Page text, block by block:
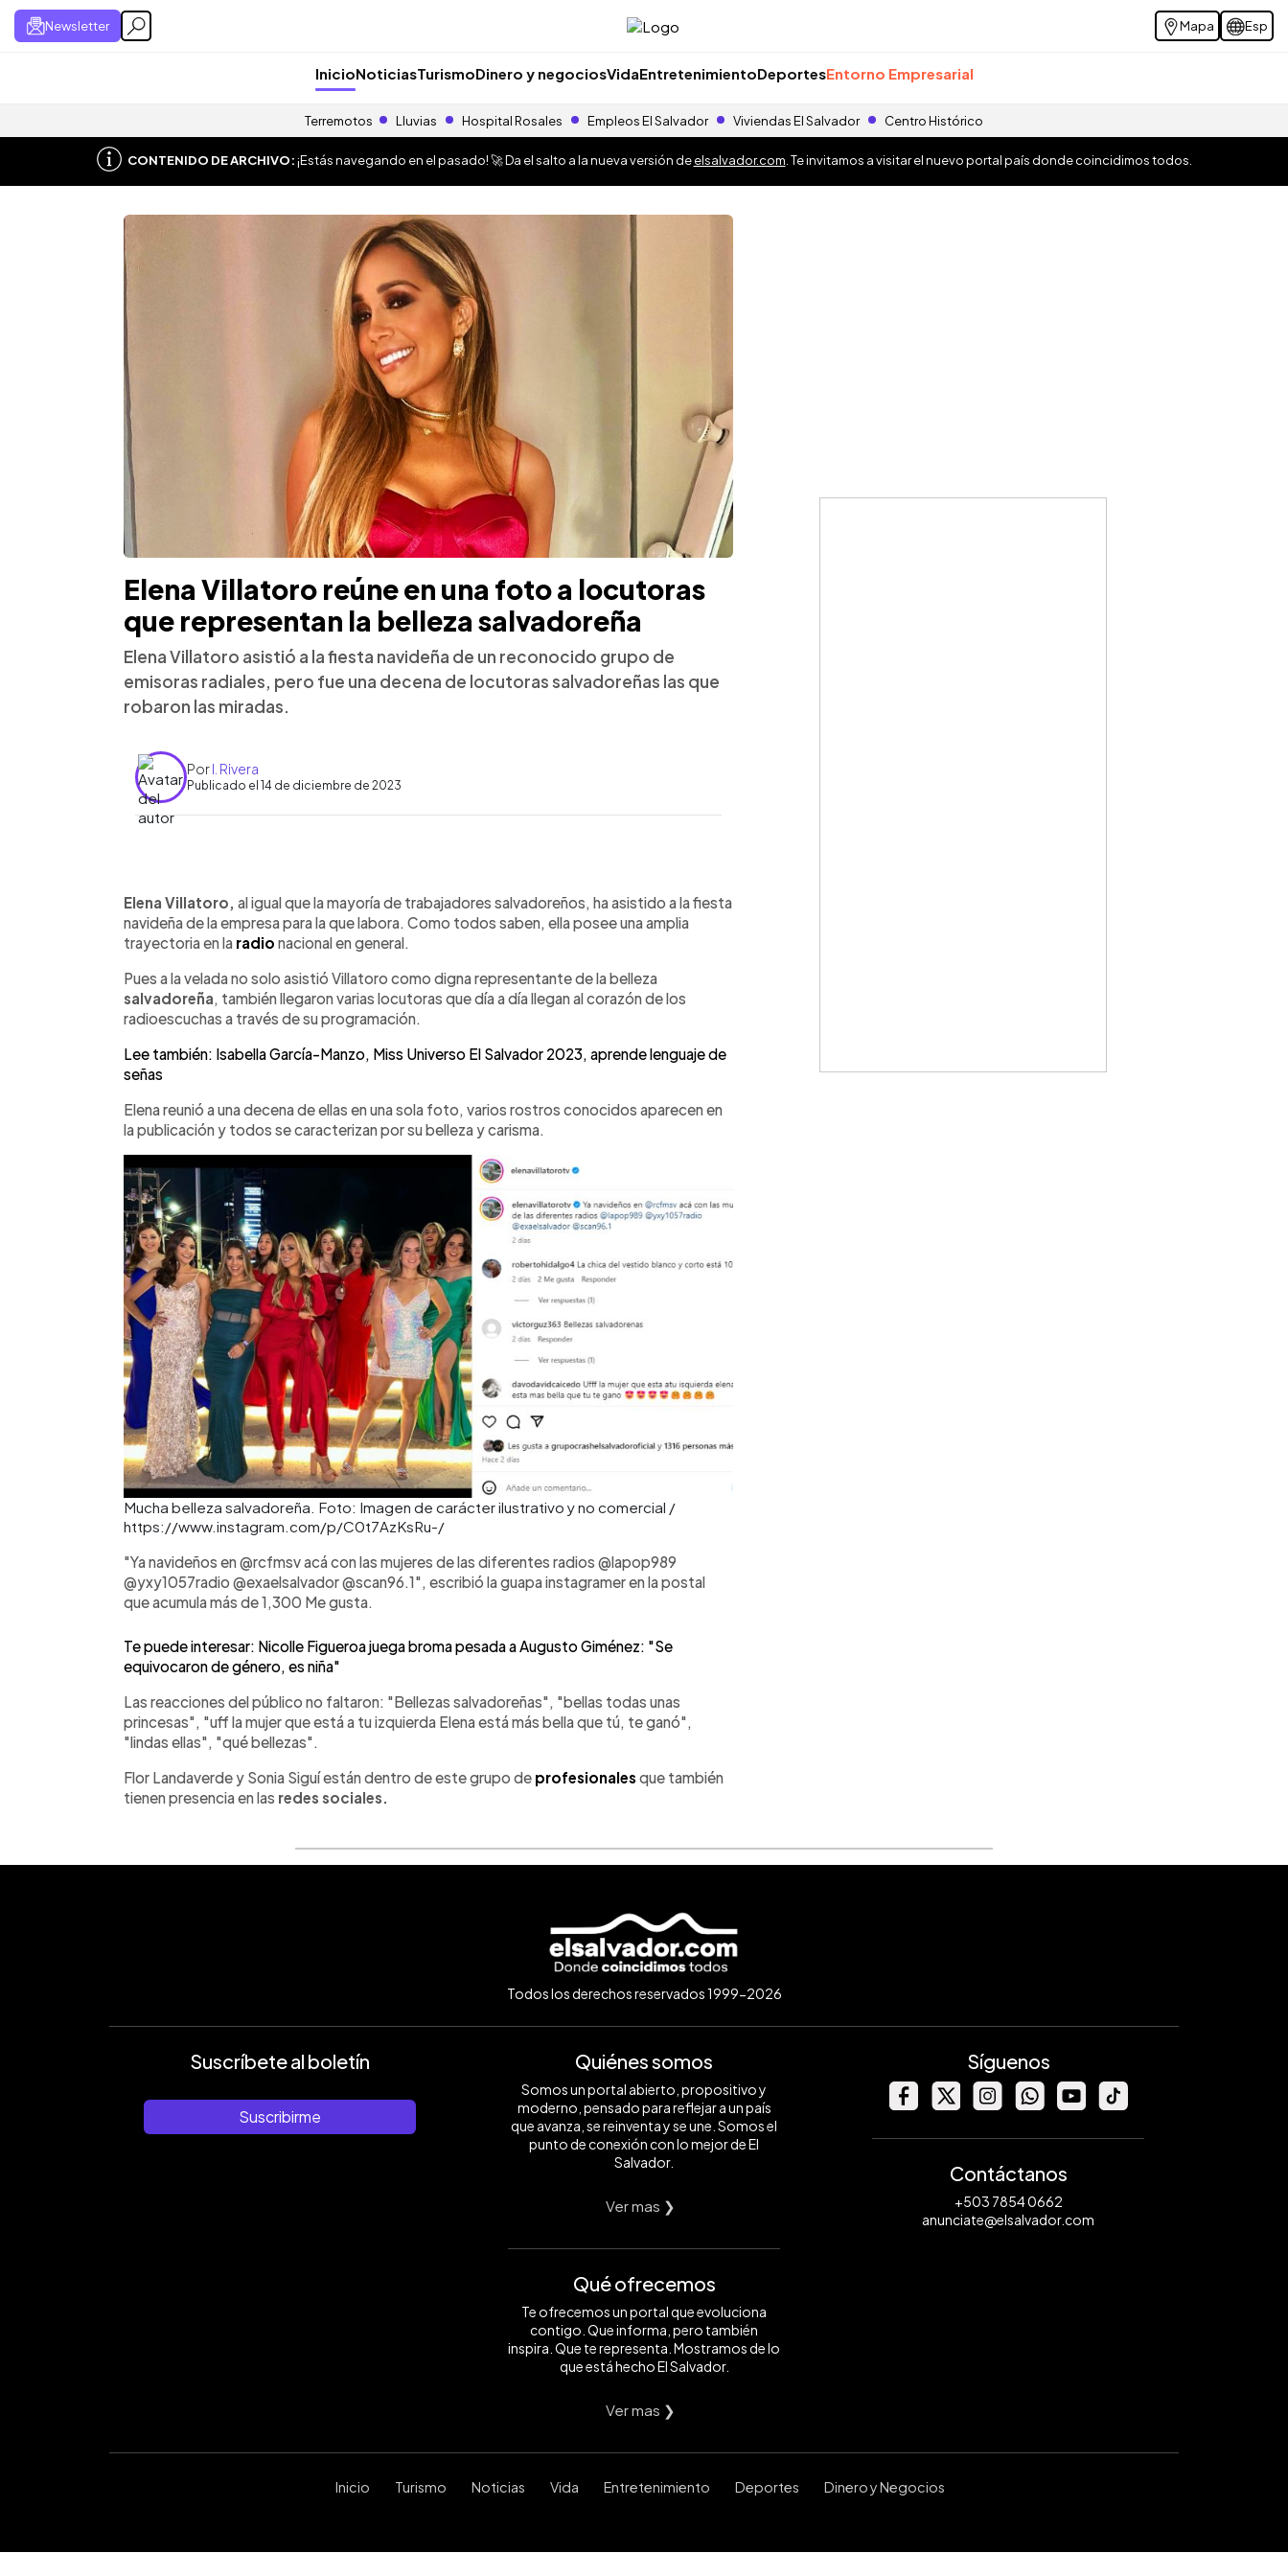
Newsletter Mapa Esp
InicioNoticiasTurismoDinero y negociosVidaEntretenimientoDeportesEntorno Empresarial
Terremotos Lluvias Hospital Rosales Empleos El Salvador Viviendas El Salvador Centro Histórico
CONTENIDO DE ARCHIVO:¡Estás navegando en el pasado! 🚀 Da el salto a la nueva versión deelsalvador.com . Te invitamos a visitar el nuevo portal país donde coincidimos todos.
Elena Villatoro reúne en una foto a locutoras
que representan la belleza salvadoreña
Elena Villatoro asistió a la fiesta navideña de un reconocido grupo de
emisoras radiales, pero fue una decena de locutoras salvadoreñas las que
robaron las miradas.
PorI. Rivera
Publicado el 14 de diciembre de 2023
► Escuchar artículo
Elena Villatoro, al igual que la mayoría de trabajadores salvadoreños, ha asistido a la fiesta
navideña de la empresa para la que labora. Como todos saben, ella posee una amplia
trayectoria en la radio nacional en general.
Pues a la velada no solo asistió Villatoro como digna representante de la belleza
salvadoreña , también llegaron varias locutoras que día a día llegan al corazón de los
radioescuchas a través de su programación.
Lee también: Isabella García-Manzo, Miss Universo El Salvador 2023, aprende lenguaje de
señas
Elena reunió a una decena de ellas en una sola foto, varios rostros conocidos aparecen en
la publicación y todos se caracterizan por su belleza y carisma.
Mucha belleza salvadoreña. Foto: Imagen de carácter ilustrativo y no comercial /
https://www.instagram.com/p/C0t7AzKsRu-/
"Ya navideños en @rcfmsv acá con las mujeres de las diferentes radios @lapop989
@yxy1057radio @exaelsalvador @scan96.1", escribió la guapa instagramer en la postal
que acumula más de 1,300 Me gusta.
Te puede interesar: Nicolle Figueroa juega broma pesada a Augusto Giménez: "Se
equivocaron de género, es niña"
Las reacciones del público no faltaron: "Bellezas salvadoreñas", "bellas todas unas
princesas", "uff la mujer que está a tu izquierda Elena está más bella que tú, te ganó",
"lindas ellas", "qué bellezas".
Flor Landaverde y Sonia Siguí están dentro de este grupo de profesionales que también
tienen presencia en las redes sociales.
Todos los derechos reservados 1999-2026
Suscríbete al boletín
Suscribirme
Quiénes somos
Somos un portal abierto, propositivo y
moderno, pensado para reflejar a un país
que avanza, se reinventa y se une. Somos el
punto de conexión con lo mejor de El
Salvador.
Ver mas ❯
Qué ofrecemos
Te ofrecemos un portal que evoluciona
contigo. Que informa, pero también
inspira. Que te representa. Mostramos de lo
que está hecho El Salvador.
Ver mas ❯
Síguenos
Contáctanos
+503 7854 0662
anunciate@elsalvador.com
Inicio Turismo Noticias Vida Entretenimiento Deportes Dinero y Negocios